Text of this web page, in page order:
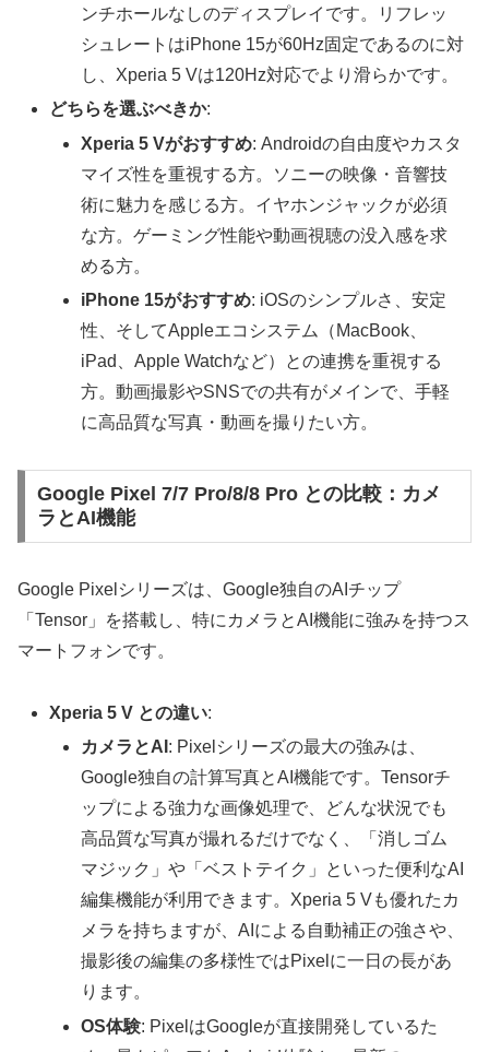
ンチホールなしのディスプレイです。リフレッ
シュレートはiPhone 15が60Hz固定であるのに対
し、Xperia 5 Vは120Hz対応でより滑らかです。
どちらを選ぶべきか:
Xperia 5 Vがおすすめ: Androidの自由度やカスタ
マイズ性を重視する方。ソニーの映像・音響技
術に魅力を感じる方。イヤホンジャックが必須
な方。ゲーミング性能や動画視聴の没入感を求
める方。
iPhone 15がおすすめ: iOSのシンプルさ、安定
性、そしてAppleエコシステム（MacBook、
iPad、Apple Watchなど）との連携を重視する
方。動画撮影やSNSでの共有がメインで、手軽
に高品質な写真・動画を撮りたい方。
Google Pixel 7/7 Pro/8/8 Pro との比較：カメ
ラとAI機能
Google Pixelシリーズは、Google独自のAIチップ
「Tensor」を搭載し、特にカメラとAI機能に強みを持つス
マートフォンです。
Xperia 5 V との違い:
カメラとAI : Pixelシリーズの最大の強みは、
Google独自の計算写真とAI機能です。Tensorチ
ップによる強力な画像処理で、どんな状況でも
高品質な写真が撮れるだけでなく、「消しゴム
マジック」や「ベストテイク」といった便利なAI
編集機能が利用できます。Xperia 5 Vも優れたカ
メラを持ちますが、AIによる自動補正の強さや、
撮影後の編集の多様性ではPixelに一日の長があ
ります。
OS体験: PixelはGoogleが直接開発しているた